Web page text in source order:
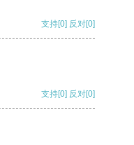
支持[0] 反对[0]
支持[0] 反对[0]